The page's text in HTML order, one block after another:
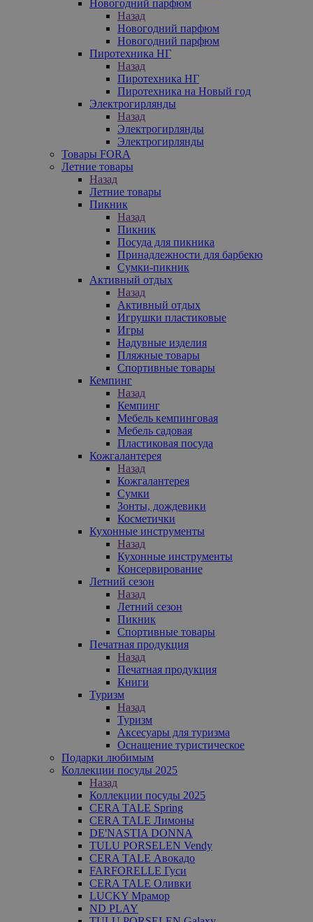
Новогодний парфюм
Назад
Новогодний парфюм
Новогодний парфюм
Пиротехника НГ
Назад
Пиротехника НГ
Пиротехника на Новый год
Электрогирлянды
Назад
Электрогирлянды
Электрогирлянды
Товары FORA
Летние товары
Назад
Летние товары
Пикник
Назад
Пикник
Посуда для пикника
Принадлежности для барбекю
Сумки-пикник
Активный отдых
Назад
Активный отдых
Игрушки пластиковые
Игры
Надувные изделия
Пляжные товары
Спортивные товары
Кемпинг
Назад
Кемпинг
Мебель кемпинговая
Мебель садовая
Пластиковая посуда
Кожгалантерея
Назад
Кожгалантерея
Сумки
Зонты, дождевики
Косметички
Кухонные инструменты
Назад
Кухонные инструменты
Консервирование
Летний сезон
Назад
Летний сезон
Пикник
Спортивные товары
Печатная продукция
Назад
Печатная продукция
Книги
Туризм
Назад
Туризм
Аксесуары для туризма
Оснащение туристическое
Подарки любимым
Коллекции посуды 2025
Назад
Коллекции посуды 2025
CERA TALE Spring
CERA TALE Лимоны
DE'NASTIA DONNA
TULU PORSELEN Vendy
CERA TALE Авокадо
FARFORELLE Гуси
CERA TALE Оливки
LUCKY Мрамор
ND PLAY